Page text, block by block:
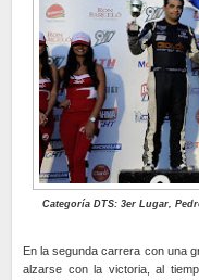
Categoría DTS: 3er Lugar,
En la segunda carrera con una
alzarse con la victoria, al